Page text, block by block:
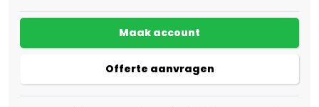
Maak account
Offerte aanvragen